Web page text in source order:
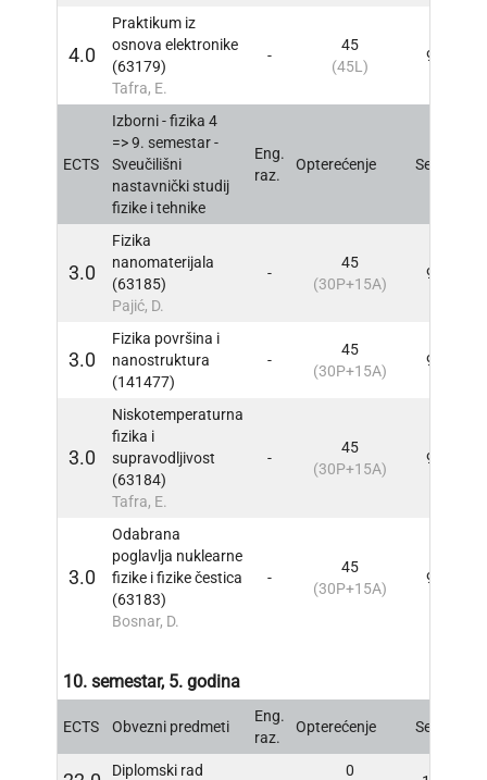
4.0
Praktikum iz
osnova elektronike
(63179)
Tafra, E.
-
45
(45L)
9
ECTS
Izborni - fizika 4
=> 9. semestar -
Sveučilišni
nastavnički studij
fizike i tehnike
Eng.
raz.
Opterećenje Sem
3.0
Fizika
nanomaterijala
(63185)
Pajić, D.
-
45
(30P+15A)
9
3.0
Fizika površina i
nanostruktura
(141477)
-
45
(30P+15A)
9
3.0
Niskotemperaturna
fizika i
supravodljivost
(63184)
Tafra, E.
-
45
(30P+15A)
9
3.0
Odabrana
poglavlja nuklearne
fizike i fizike čestica
(63183)
Bosnar, D.
-
45
(30P+15A)
9
10. semestar, 5. godina
ECTS Obvezni predmeti
Eng.
raz.
Opterećenje Sem
Diplomski rad
0